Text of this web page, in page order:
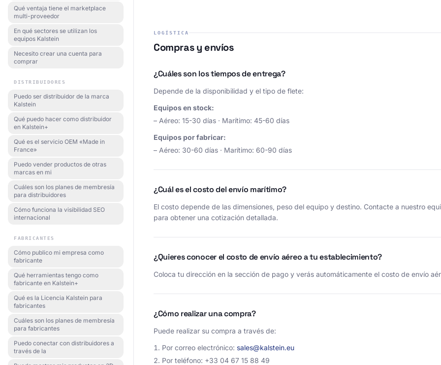
Qué ventaja tiene el marketplace
multi-proveedor
En qué sectores se utilizan los
equipos Kalstein
Necesito crear una cuenta para
comprar
DISTRIBUIDORES
Puedo ser distribuidor de la marca
Kalstein
Qué puedo hacer como distribuidor
en Kalstein+
Qué es el servicio OEM «Made in
France»
Puedo vender productos de otras
marcas en mi
Cuáles son los planes de membresía
para distribuidores
Cómo funciona la visibilidad SEO
internacional
FABRICANTES
Cómo publico mi empresa como
fabricante
Qué herramientas tengo como
fabricante en Kalstein+
Qué es la Licencia Kalstein para
fabricantes
Cuáles son los planes de membresía
para fabricantes
Puedo conectar con distribuidores a
través de la
LOGÍSTICA
Compras y envíos
¿Cuáles son los tiempos de entrega?
Depende de la disponibilidad y el tipo de flete:
Equipos en stock:
– Aéreo: 15-30 días · Marítimo: 45-60 días
Equipos por fabricar:
– Aéreo: 30-60 días · Marítimo: 60-90 días
¿Cuál es el costo del envío marítimo?
El costo depende de las dimensiones, peso del equipo y destino. Contacte a nuestro
para obtener una cotización detallada.
¿Quieres conocer el costo de envío aéreo a tu establecimiento?
Coloca tu dirección en la sección de pago y verás automáticamente el costo de envío
¿Cómo realizar una compra?
Puede realizar su compra a través de:
Por correo electrónico: sales@kalstein.eu
Por teléfono: +33 04 67 15 88 49